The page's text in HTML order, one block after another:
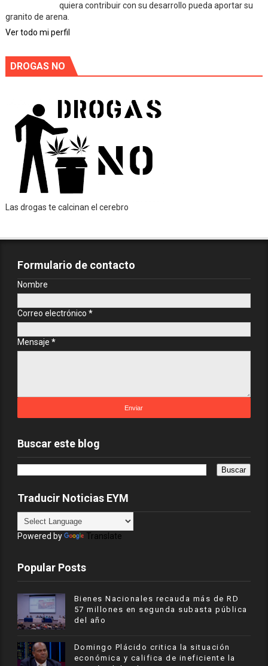
quiera contribuir con su desarrollo pueda aportar su
granito de arena.
Ver todo mi perfil
DROGAS NO
Las drogas te calcinan el cerebro
Formulario de contacto
Nombre
Correo electrónico *
Mensaje *
Buscar este blog
Traducir Noticias EYM
Powered by Translate
Popular Posts
Bienes Nacionales recauda más de RD
57 millones en segunda subasta pública
del año
​Domingo Plácido critica la situación
económica y califica de ineficiente la